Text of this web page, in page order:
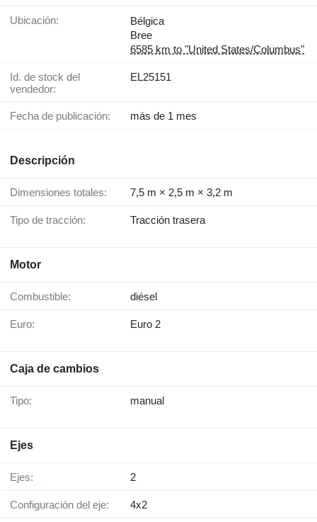
Ubicación:
Bélgica
Bree
6585 km to "United States/Columbus"
Id. de stock del
vendedor:
EL25151
Fecha de publicación: más de 1 mes
Descripción
Dimensiones totales: 7,5 m × 2,5 m × 3,2 m
Tipo de tracción: Tracción trasera
Motor
Combustible: diésel
Euro: Euro 2
Caja de cambios
Tipo: manual
Ejes
Ejes: 2
Configuración del eje: 4x2